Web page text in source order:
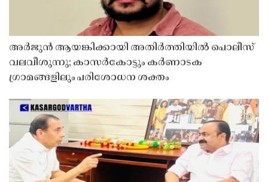
അർജുൻ ആയങ്കിക്കായി അതിർത്തിയിൽ പൊലീസ്
വലവീശുന്നു; കാസർകോട്ടും കർണാടക
ഗ്രാമങ്ങളിലും പരിശോധന ശക്തം